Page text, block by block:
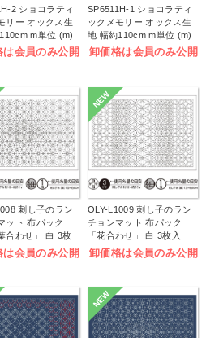
2 ショコラティ
リー オックス生
m単位 (m)
は会員のみ公開
SP6511H-1 ショコラティ
ックメモリー オックス生
地 幅約110cm m単位 (m)
卸価格は会員のみ公開
刺し子のラン
ット 布パック
合わせ」 白 3枚
は会員のみ公開
NEW
OLY-L1009 刺し子のラン
チョンマット 布パック
「花合わせ」 白 3枚入
(袋)
卸価格は会員のみ公開
NEW